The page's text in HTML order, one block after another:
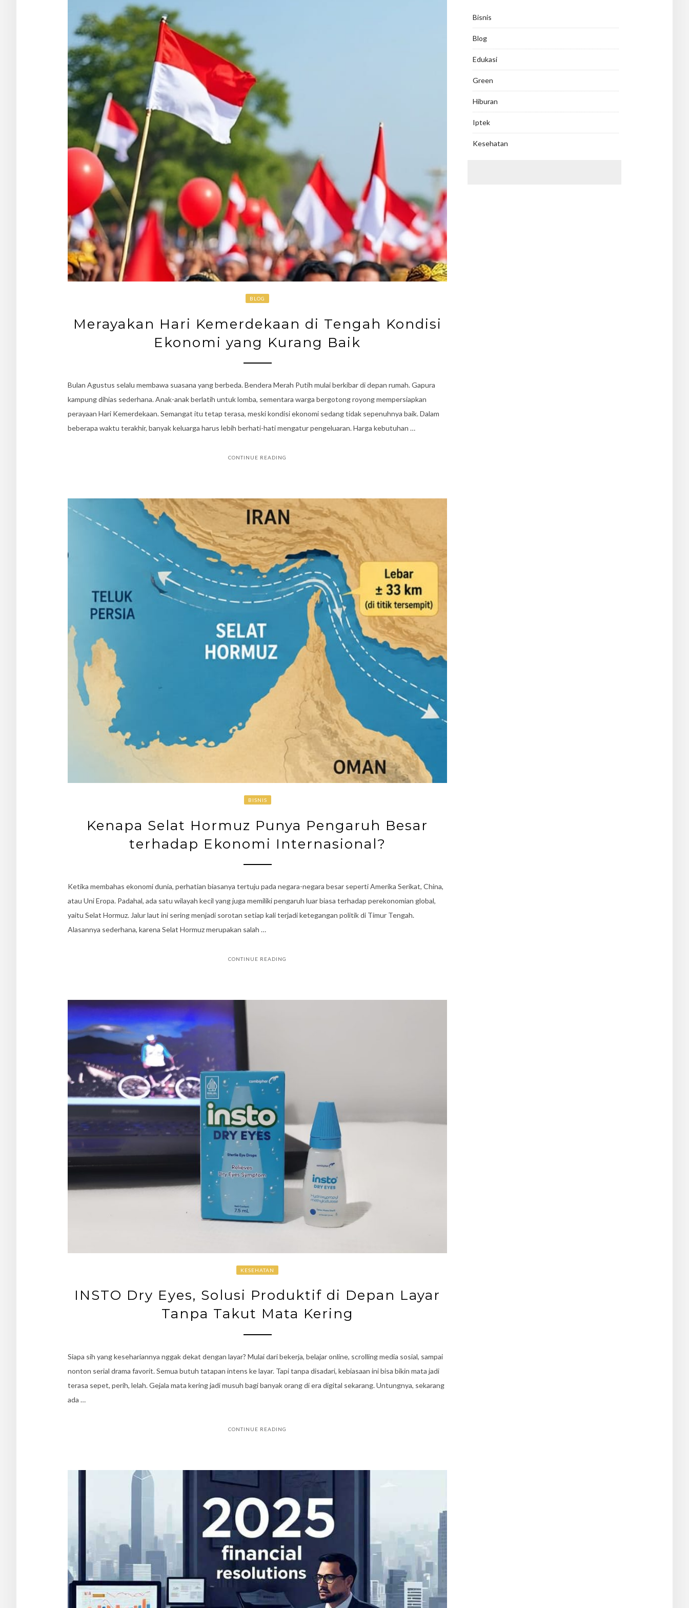
BLOG
Merayakan Hari Kemerdekaan di Tengah Kondisi
Ekonomi yang Kurang Baik
Bulan Agustus selalu membawa suasana yang berbeda. Bendera Merah Putih mulai berkibar di depan rumah. Gapura
kampung dihias sederhana. Anak-anak berlatih untuk lomba, sementara warga bergotong royong mempersiapkan
perayaan Hari Kemerdekaan. Semangat itu tetap terasa, meski kondisi ekonomi sedang tidak sepenuhnya baik. Dalam
beberapa waktu terakhir, banyak keluarga harus lebih berhati-hati mengatur pengeluaran. Harga kebutuhan …
CONTINUE READING
BISNIS
Kenapa Selat Hormuz Punya Pengaruh Besar
terhadap Ekonomi Internasional?
Ketika membahas ekonomi dunia, perhatian biasanya tertuju pada negara-negara besar seperti Amerika Serikat, China,
atau Uni Eropa. Padahal, ada satu wilayah kecil yang juga memiliki pengaruh luar biasa terhadap perekonomian global,
yaitu Selat Hormuz. Jalur laut ini sering menjadi sorotan setiap kali terjadi ketegangan politik di Timur Tengah.
Alasannya sederhana, karena Selat Hormuz merupakan salah …
CONTINUE READING
KESEHATAN
INSTO Dry Eyes, Solusi Produktif di Depan Layar
Tanpa Takut Mata Kering
Siapa sih yang kesehariannya nggak dekat dengan layar? Mulai dari bekerja, belajar online, scrolling media sosial, sampai
nonton serial drama favorit. Semua butuh tatapan intens ke layar. Tapi tanpa disadari, kebiasaan ini bisa bikin mata jadi
terasa sepet, perih, lelah. Gejala mata kering jadi musuh bagi banyak orang di era digital sekarang. Untungnya, sekarang
ada …
CONTINUE READING
Bisnis
Blog
Edukasi
Green
Hiburan
Iptek
Kesehatan